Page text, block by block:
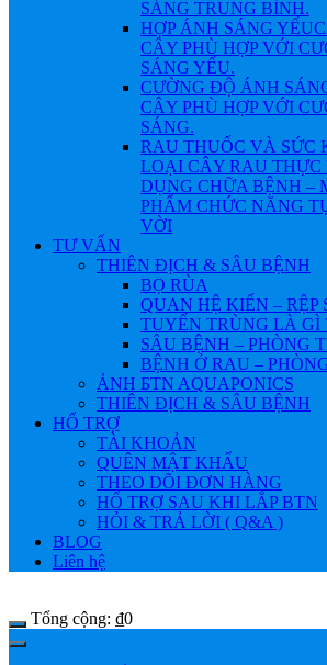
SÁNG TRUNG BÌNH.
HỢP ÁNH SÁNG YẾU
CÂY PHÙ HỢP VỚI
SÁNG YẾU.
CƯỜNG ĐỘ ÁNH
CÂY PHÙ HỢP VỚI
SÁNG.
RAU THUỐC VÀ SỨC
LOẠI CÂY RAU THỰC
DỤNG CHỮA BỆNH –
PHẨM CHỨC NĂNG
VỜI
TƯ VẤN
THIÊN ĐỊCH & SÂU BỆNH
BỌ RÙA
QUAN HỆ KIẾN – RỆP
TUYẾN TRÙNG LÀ GÌ
SÂU BỆNH – PHÒNG
BỆNH Ở RAU –
ẢNH БTN AQUAPONICS
THIÊN ĐỊCH & SÂU BỆNH
HỔ TRỢ
TÀI KHOẢN
QUÊN MẬT KHẨU
THEO DÕI ĐƠN HÀNG
HỔ TRỢ SAU KHI LẮP BTN
HỎI & TRẢ LỜI ( Q&A )
BLOG
Liên hệ
Tổng cộng: ₫0